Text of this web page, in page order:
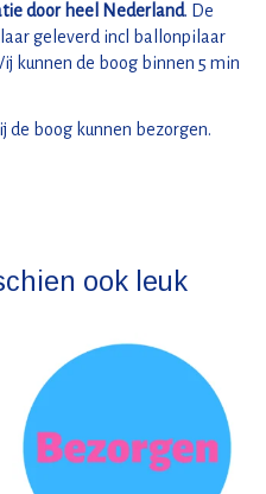
door heel Nederland. De
geleverd incl ballonpilaar
kunnen de boog binnen 5 min
de boog kunnen bezorgen.
ook leuk